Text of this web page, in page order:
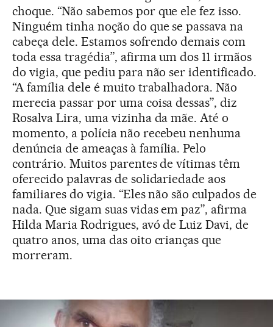
choque. “Não sabemos por que ele fez isso.
Ninguém tinha noção do que se passava na
cabeça dele. Estamos sofrendo demais com
toda essa tragédia”, afirma um dos 11 irmãos
do vigia, que pediu para não ser identificado.
“A família dele é muito trabalhadora. Não
merecia passar por uma coisa dessas”, diz
Rosalva Lira, uma vizinha da mãe. Até o
momento, a polícia não recebeu nenhuma
denúncia de ameaças à família. Pelo
contrário. Muitos parentes de vítimas têm
oferecido palavras de solidariedade aos
familiares do vigia. “Eles não são culpados de
nada. Que sigam suas vidas em paz”, afirma
Hilda Maria Rodrigues, avó de Luiz Davi, de
quatro anos, uma das oito crianças que
morreram.